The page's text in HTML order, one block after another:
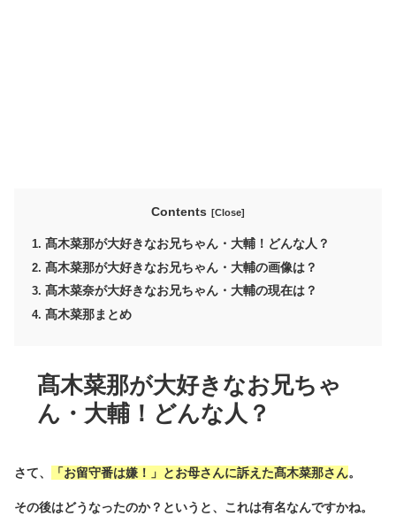
Contents
髙木菜那が大好きなお兄ちゃん・大輔！どんな人？
髙木菜那が大好きなお兄ちゃん・大輔の画像は？
髙木菜奈が大好きなお兄ちゃん・大輔の現在は？
髙木菜那まとめ
髙木菜那が大好きなお兄ちゃ
ん・大輔！どんな人？
さて、 「お留守番は嫌！」とお母さんに訴えた髙木菜那さん。
その後はどうなったのか？というと、これは有名なんですかね。